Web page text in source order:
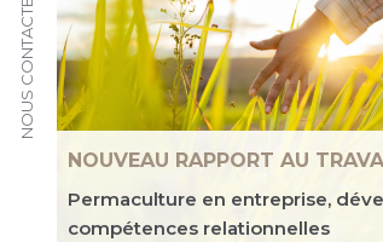
NOUS CONTACTER
NOUVEAU RAPPORT AU
Permaculture en entreprise,
compétences relationnelles